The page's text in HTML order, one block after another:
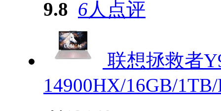
9.8 6人点评
联想拯救者
14900HX/16GB/